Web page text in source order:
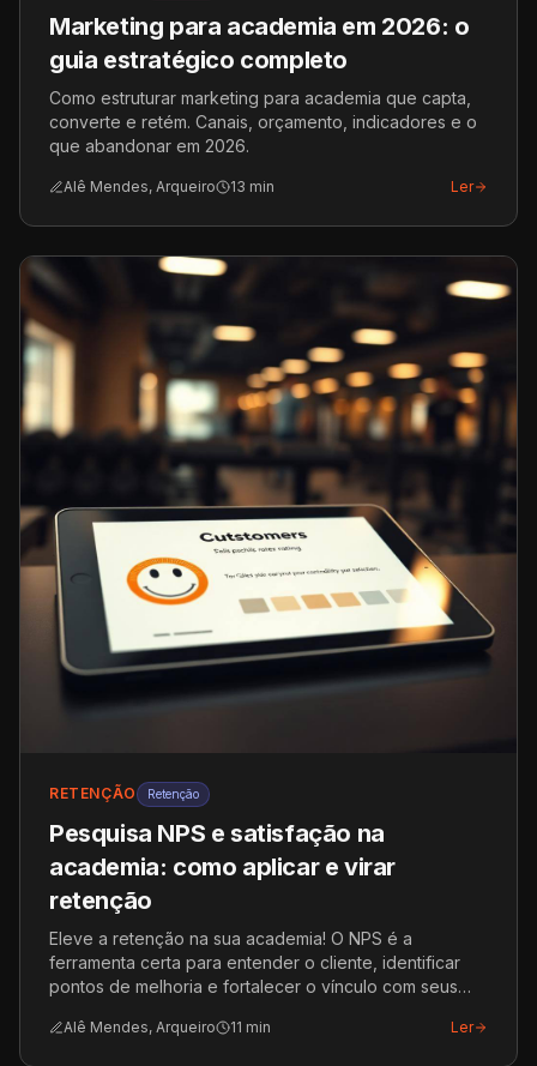
Marketing para academia em 2026: o
guia estratégico completo
Como estruturar marketing para academia que capta,
converte e retém. Canais, orçamento, indicadores e o
que abandonar em 2026.
Alê Mendes, Arqueiro 13 min Ler
RETENÇÃO Retenção
Pesquisa NPS e satisfação na
academia: como aplicar e virar
retenção
Eleve a retenção na sua academia! O NPS é a
ferramenta certa para entender o cliente, identificar
pontos de melhoria e fortalecer o vínculo com seus
Alê Mendes, Arqueiro 11 min Ler